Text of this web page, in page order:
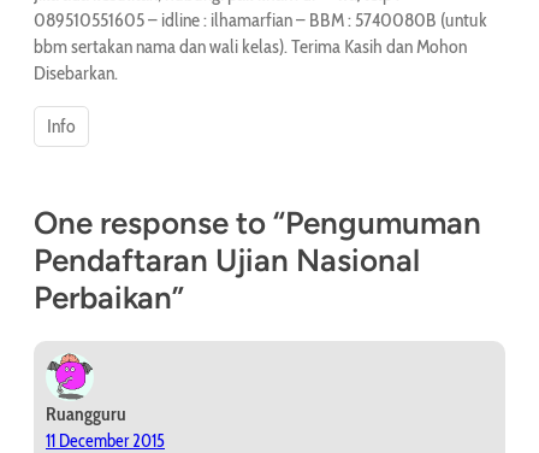
089510551605 – idline : ilhamarfian – BBM : 5740080B (untuk
bbm sertakan nama dan wali kelas). Terima Kasih dan Mohon
Disebarkan.
Info
One response to “Pengumuman
Pendaftaran Ujian Nasional
Perbaikan”
Ruangguru
11 December 2015